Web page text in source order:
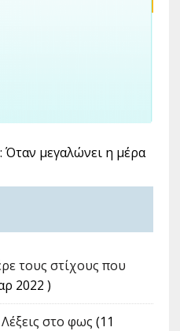
Όταν μεγαλώνει η μέρα
τους στίχους που
2022 )
στο φως (11